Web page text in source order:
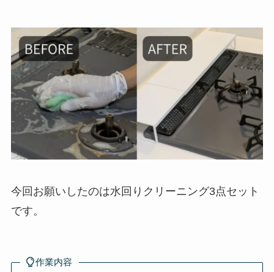
今回お願いしたのは水回りクリーニング3点セット
です。
作業内容